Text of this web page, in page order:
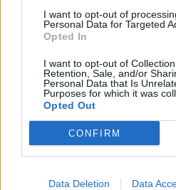
I want to opt-out of
Personal Data for Targeted
Opted In
I want to opt-out of
Retention, Sale, and/or
Personal Data that Is
Purposes for which it was
Opted Out
CONFIRM
Data Deletion Data